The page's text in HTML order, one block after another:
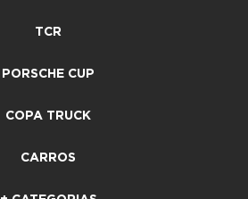
TCR
PORSCHE CUP
COPA TRUCK
CARROS